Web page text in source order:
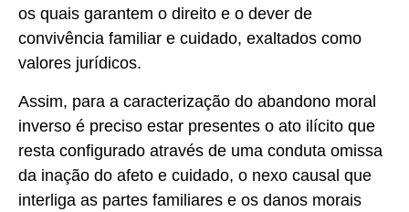
os quais garantem o direito e o dever de
convivência familiar e cuidado, exaltados como
valores jurídicos.
Assim, para a caracterização do abandono moral
inverso é preciso estar presentes o ato ilícito que
resta configurado através de uma conduta omissa
da inação do afeto e cuidado, o nexo causal que
interliga as partes familiares e os danos morais